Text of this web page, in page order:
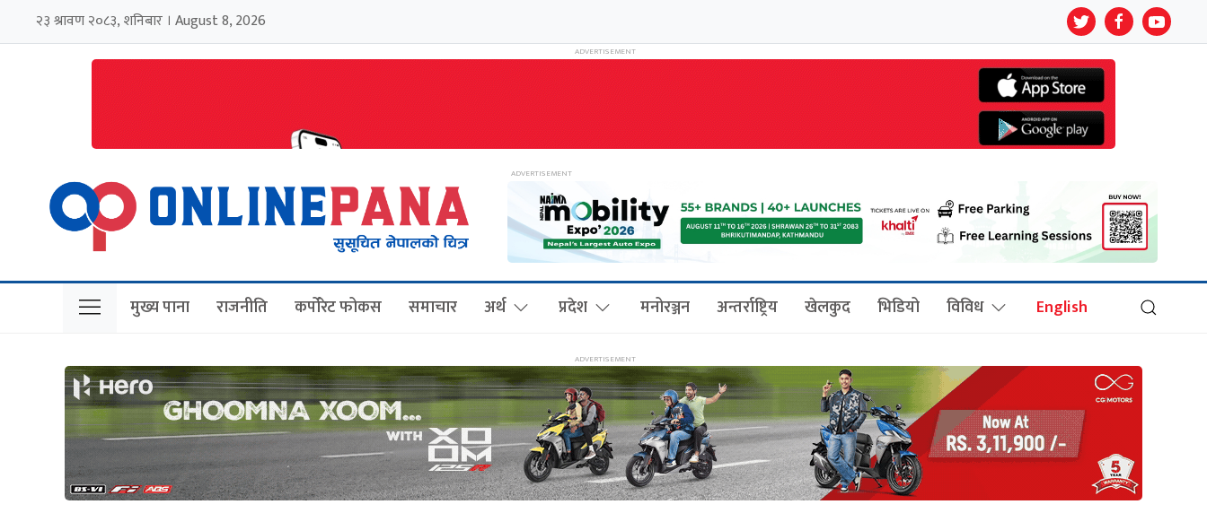
२३ श्रावण २०८३, शनिबार । August 8, 2026
मुख्य पाना राजनीति कर्पोरेट फोकस समाचार अर्थ प्रदेश मनोरञ्जन अन्तर्राष्ट्रिय खेलकुद भिडियो विविध English